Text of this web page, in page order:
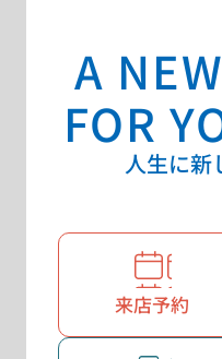
A
FOR
人生に新
来店予約